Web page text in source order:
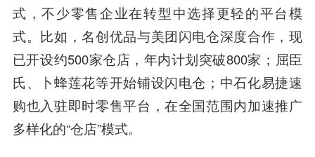
式，不少零售企业在转型中选择更轻的平台模
式。比如，名创优品与美团闪电仓深度合作，现
已开设约500家仓店，年内计划突破800家；屈臣
氏、卜蜂莲花等开始铺设闪电仓；中石化易捷速
购也入驻即时零售平台，在全国范围内加速推广
多样化的“仓店”模式。